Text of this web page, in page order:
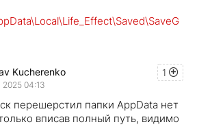
1
Kucherenko
2025 04:13
перешерстил папки AppData нет
вписав полный путь, видимо